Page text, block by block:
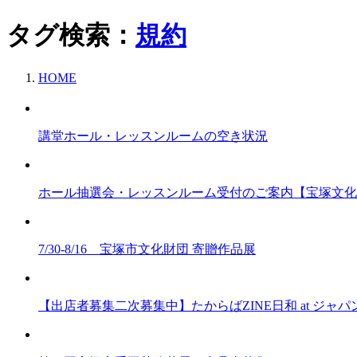
タグ検索： 規約
HOME
講堂ホール・レッスンルームの空き状況
ホール抽選会・レッスンルーム受付のご案内【宝塚文化
7/30-8/16 宝塚市文化財団 寄贈作品展
【出店者募集二次募集中】たからばZINE日和 at ジャ